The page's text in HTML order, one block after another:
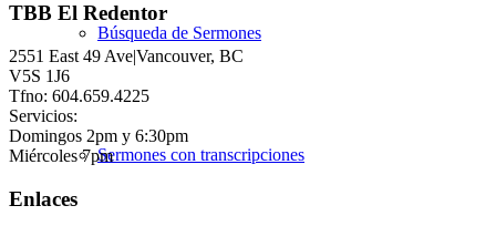
Búsqueda de Sermones
Sermones con transcripciones
TBB El Redentor
2551 East 49 Ave|Vancouver, BC
V5S 1J6
Tfno: 604.659.4225
Servicios:
Domingos 2pm y 6:30pm
Miércoles 7pm
Enlaces